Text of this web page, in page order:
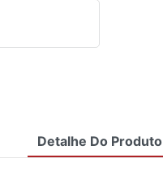
Detalhe Do Produto